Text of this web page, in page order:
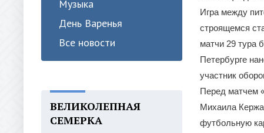
Музыка
День Варенья
Все новости
ВЕЛИКОЛЕПНАЯ
СЕМЕРКА
Игра между
строящемся
матчи 29 тура
Петербурге
участник
Перед матчем
Михаила
футбольную